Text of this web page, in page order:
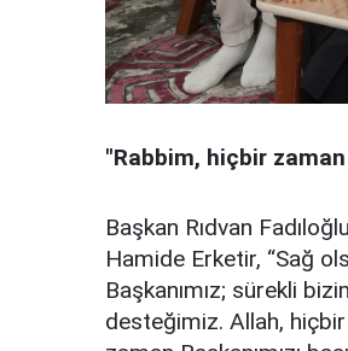
"Rabbim, hiçbir zaman
Başkan Rıdvan
Hamide Erketir, “Sağ
Başkanımız; sürekli
desteğimiz. Allah, hiçbir